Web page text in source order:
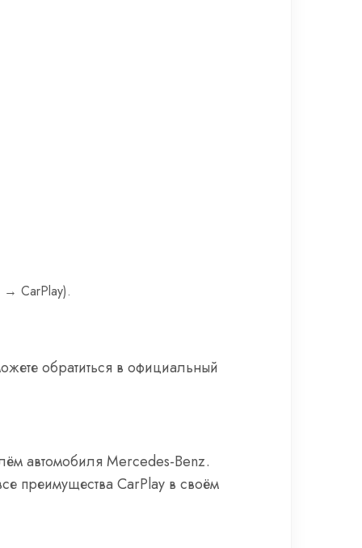
→ CarPlay).
обратиться в официальный
автомобиля Mercedes-Benz.
преимущества CarPlay в своём